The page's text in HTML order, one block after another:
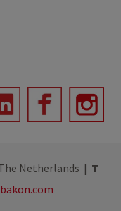
Netherlands | T